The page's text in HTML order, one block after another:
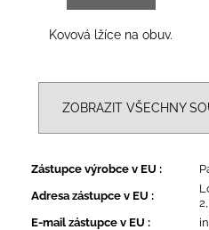
Kovová lžíce na obuv.
ZOBRAZIT VŠECHNY
Zástupce výrobce v EU :
Adresa zástupce v EU :
E-mail zástupce v EU :